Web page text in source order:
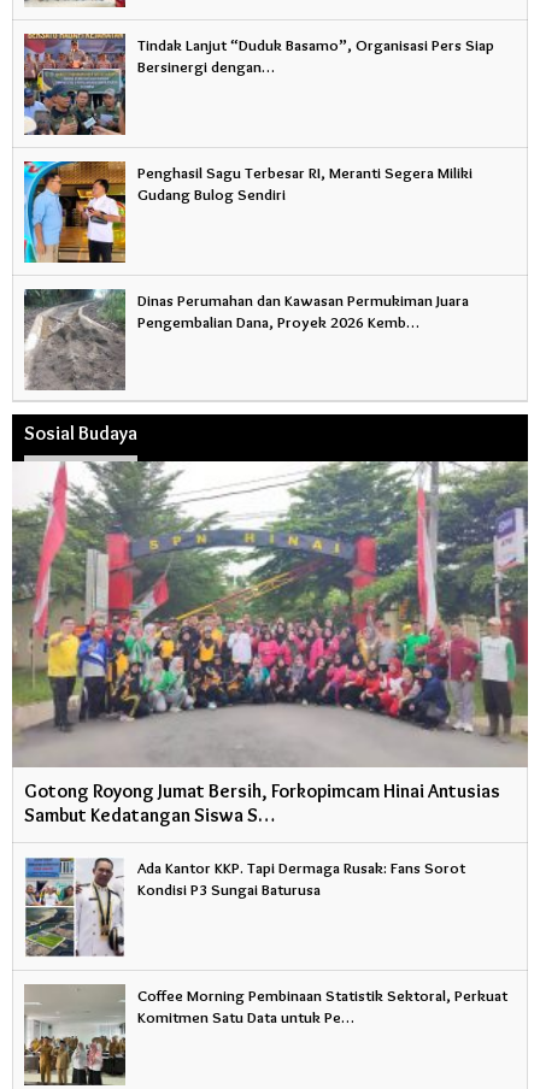
Tindak Lanjut “Duduk Basamo”, Organisasi Pers Siap
Bersinergi dengan…
Penghasil Sagu Terbesar RI, Meranti Segera Miliki
Gudang Bulog Sendiri
Dinas Perumahan dan Kawasan Permukiman Juara
Pengembalian Dana, Proyek 2026 Kemb…
Sosial Budaya
Gotong Royong Jumat Bersih, Forkopimcam Hinai Antusias
Sambut Kedatangan Siswa S…
Ada Kantor KKP. Tapi Dermaga Rusak: Fans Sorot
Kondisi P3 Sungai Baturusa
Coffee Morning Pembinaan Statistik Sektoral, Perkuat
Komitmen Satu Data untuk Pe…